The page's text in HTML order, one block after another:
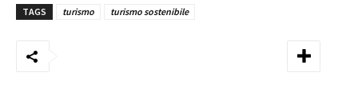
TAGS turismo turismo sostenibile